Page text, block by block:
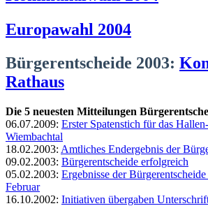
Europawahl 2004
Bürgerentscheide 2003:
Rathaus
Die 5 neuesten Mitteilungen
06.07.2009: Erster Spatenstich für das
Wiembachtal
18.02.2003: Amtliches Endergebnis der
09.02.2003: Bürgerentscheide erfolgreich
05.02.2003: Ergebnisse der
Februar
16.10.2002: Initiativen übergaben